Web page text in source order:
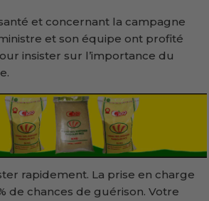
et concernant la campagne
et son équipe ont profité
insister sur l’importance du
rapidement. La prise en charge
de chances de guérison. Votre